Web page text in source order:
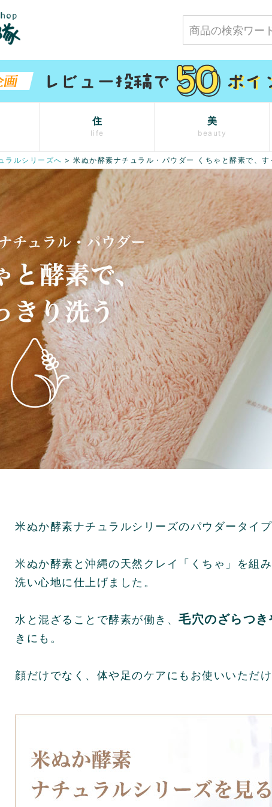
住
life
美
beauty
ラルシリーズへ 米ぬか酵素ナチュラル・パウダー くちゃと酵素で、す
米ぬか酵素ナチュラルシリーズのパウダータイプ
米ぬか酵素と沖縄の天然クレイ「くちゃ」を組
洗い心地に仕上げました。
水と混ざることで酵素が働き、 毛穴のざらつ
きにも。
顔だけでなく、体や足のケアにもお使いいただけ